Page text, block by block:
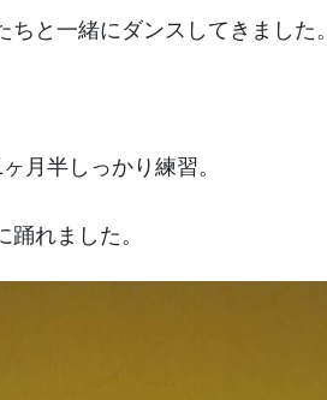
と一緒にダンスしてきました。
月半しっかり練習。
れました。